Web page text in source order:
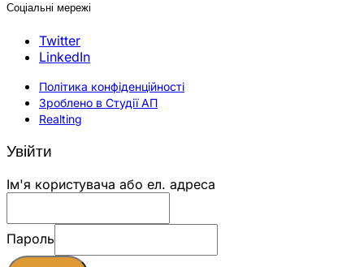
Соціальні мережі
Twitter
LinkedIn
Політика конфіденційності
Зроблено в Студії АП
Realting
Увійти
Ім'я користувача або ел. адреса
Пароль